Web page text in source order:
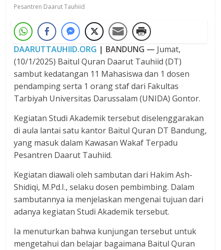
Pesantren Daarut Tauhiid
DAARUTTAUHIID.ORG | BANDUNG — Jumat,
(10/1/2025) Baitul Quran Daarut Tauhiid (DT)
sambut kedatangan 11 Mahasiswa dan 1 dosen
pendamping serta 1 orang staf dari Fakultas
Tarbiyah Universitas Darussalam (UNIDA) Gontor.
Kegiatan Studi Akademik tersebut diselenggarakan
di aula lantai satu kantor Baitul Quran DT Bandung,
yang masuk dalam Kawasan Wakaf Terpadu
Pesantren Daarut Tauhiid.
Kegiatan diawali oleh sambutan dari Hakim Ash-
Shidiqi, M.Pd.I., selaku dosen pembimbing. Dalam
sambutannya ia menjelaskan mengenai tujuan dari
adanya kegiatan Studi Akademik tersebut.
Ia menuturkan bahwa kunjungan tersebut untuk
mengetahui dan belajar bagaimana Baitul Quran